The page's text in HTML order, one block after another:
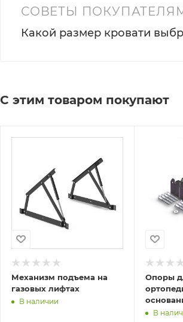
СОВЕТЫ
Какой размер кровати
С этим товаром покупают
Механизм подъема на
газовых лифтах
В наличии
Опоры
шт)
В